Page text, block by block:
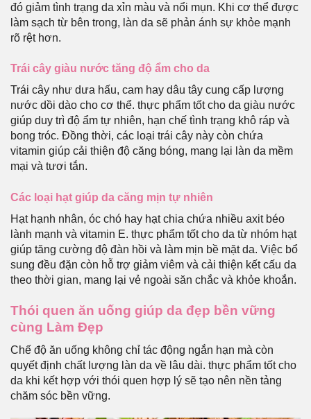
đó giảm tình trạng da xỉn màu và nổi mụn. Khi cơ thể được
làm sạch từ bên trong, làn da sẽ phản ánh sự khỏe mạnh
rõ rệt hơn.
Trái cây giàu nước tăng độ ẩm cho da
Trái cây như dưa hấu, cam hay dâu tây cung cấp lượng
nước dồi dào cho cơ thể. thực phẩm tốt cho da giàu nước
giúp duy trì độ ẩm tự nhiên, hạn chế tình trạng khô ráp và
bong tróc. Đồng thời, các loại trái cây này còn chứa
vitamin giúp cải thiện độ căng bóng, mang lại làn da mềm
mại và tươi tắn.
Các loại hạt giúp da căng mịn tự nhiên
Hạt hạnh nhân, óc chó hay hạt chia chứa nhiều axit béo
lành mạnh và vitamin E. thực phẩm tốt cho da từ nhóm hạt
giúp tăng cường độ đàn hồi và làm mịn bề mặt da. Việc bổ
sung đều đặn còn hỗ trợ giảm viêm và cải thiện kết cấu da
theo thời gian, mang lại vẻ ngoài săn chắc và khỏe khoắn.
Thói quen ăn uống giúp da đẹp bền vững
cùng Làm Đẹp
Chế độ ăn uống không chỉ tác động ngắn hạn mà còn
quyết định chất lượng làn da về lâu dài. thực phẩm tốt cho
da khi kết hợp với thói quen hợp lý sẽ tạo nên nền tảng
chăm sóc bền vững.